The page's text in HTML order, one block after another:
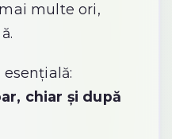
multe ori,
chiar și după